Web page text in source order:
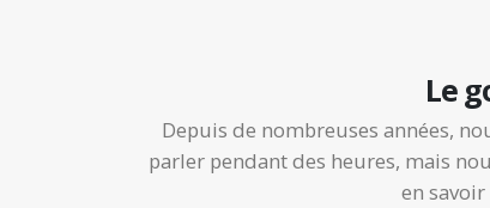
Le
Depuis de nombreuses années,
parler pendant des heures, mais
en